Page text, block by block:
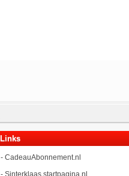
Links
- CadeauAbonnement.nl
- Sinterklaas.startpagina.nl